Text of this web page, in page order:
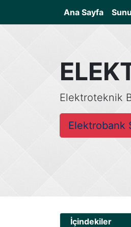
Ana Sayfa
Elektroteknik
Elektrobank
İçindekiler